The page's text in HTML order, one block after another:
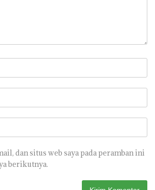
dan situs web saya pada peramban ini
berikutnya.